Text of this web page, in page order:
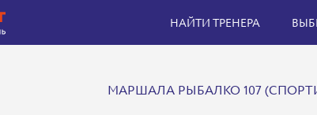
НАЙТИ ТРЕНЕРА
МАРШАЛА РЫБАЛКО 107